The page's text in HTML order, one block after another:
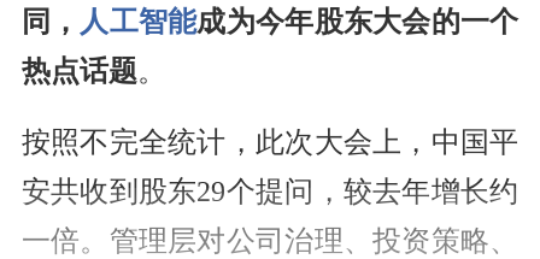
同， 人工智能成为今年股东大会的一个
热点话题。
按照不完全统计，此次大会上，中国平
安共收到股东29个提问，较去年增长约
一倍。管理层对公司治理、投资策略、